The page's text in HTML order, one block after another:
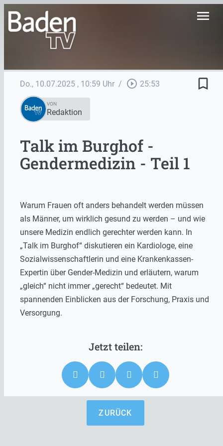
menu
Do., 10.07.2025 , 10:59 Uhr / play_circle_outline 25:53 bookmark_border
VON
Redaktion
Talk im Burghof -
Gendermedizin - Teil 1
Warum Frauen oft anders behandelt werden müssen
als Männer, um wirklich gesund zu werden – und wie
unsere Medizin endlich gerechter werden kann. In
„Talk im Burghof“ diskutieren ein Kardiologe, eine
Sozialwissenschaftlerin und eine Krankenkassen-
Expertin über Gender-Medizin und erläutern, warum
„gleich“ nicht immer „gerecht“ bedeutet. Mit
spannenden Einblicken aus der Forschung, Praxis und
Versorgung.
ZURÜCK